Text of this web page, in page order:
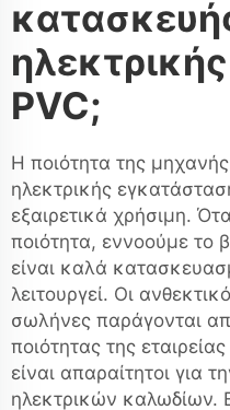
PVC;
Η ποιότητα της
ηλεκτρικής
εξαιρετικά χρήσιμη.
ποιότητα, εννοούμε το
είναι καλά
λειτουργεί. Οι
σωλήνες παράγονται
ποιότητας της
είναι απαραίτητοι για
ηλεκτρικών καλωδίων.